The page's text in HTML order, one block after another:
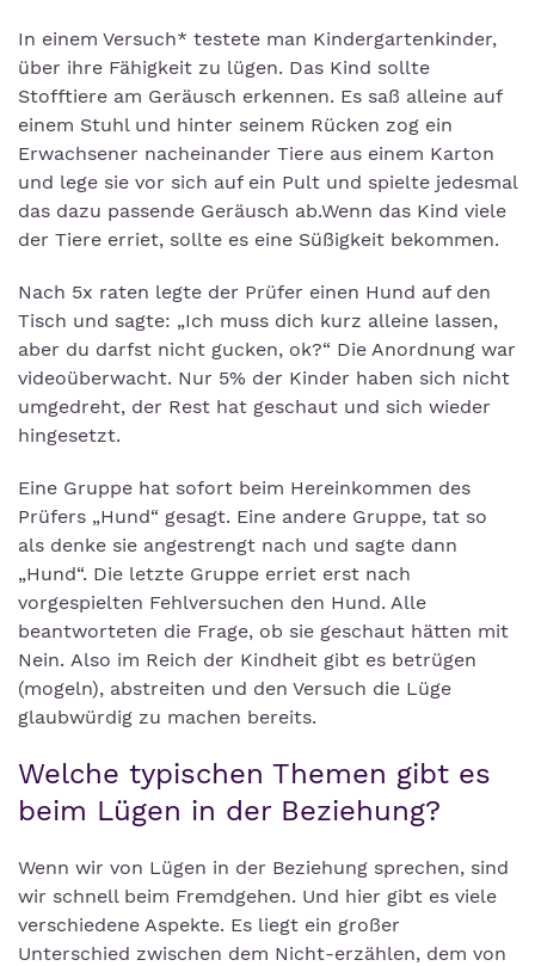
In einem Versuch* testete man Kindergartenkinder,
über ihre Fähigkeit zu lügen. Das Kind sollte
Stofftiere am Geräusch erkennen. Es saß alleine auf
einem Stuhl und hinter seinem Rücken zog ein
Erwachsener nacheinander Tiere aus einem Karton
und lege sie vor sich auf ein Pult und spielte jedesmal
das dazu passende Geräusch ab.Wenn das Kind viele
der Tiere erriet, sollte es eine Süßigkeit bekommen.
Nach 5x raten legte der Prüfer einen Hund auf den
Tisch und sagte: „Ich muss dich kurz alleine lassen,
aber du darfst nicht gucken, ok?“ Die Anordnung war
videoüberwacht. Nur 5% der Kinder haben sich nicht
umgedreht, der Rest hat geschaut und sich wieder
hingesetzt.
Eine Gruppe hat sofort beim Hereinkommen des
Prüfers „Hund“ gesagt. Eine andere Gruppe, tat so
als denke sie angestrengt nach und sagte dann
„Hund“. Die letzte Gruppe erriet erst nach
vorgespielten Fehlversuchen den Hund. Alle
beantworteten die Frage, ob sie geschaut hätten mit
Nein. Also im Reich der Kindheit gibt es betrügen
(mogeln), abstreiten und den Versuch die Lüge
glaubwürdig zu machen bereits.
Welche typischen Themen gibt es
beim Lügen in der Beziehung?
Wenn wir von Lügen in der Beziehung sprechen, sind
wir schnell beim Fremdgehen. Und hier gibt es viele
verschiedene Aspekte. Es liegt ein großer
Unterschied zwischen dem Nicht-erzählen, dem von